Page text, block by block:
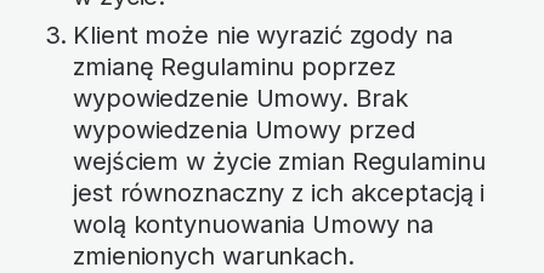
Klient może nie wyrazić zgody na
zmianę Regulaminu poprzez
wypowiedzenie Umowy. Brak
wypowiedzenia Umowy przed
wejściem w życie zmian Regulaminu
jest równoznaczny z ich akceptacją i
wolą kontynuowania Umowy na
zmienionych warunkach.